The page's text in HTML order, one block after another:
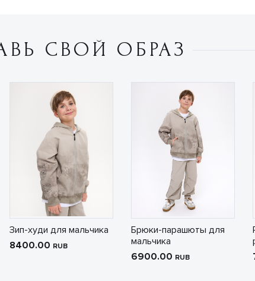
СВОЙ ОБРАЗ
Зип-худи для мальчика
8400.00 RUB
Брюки-парашюты для
мальчика
6900.00 RUB